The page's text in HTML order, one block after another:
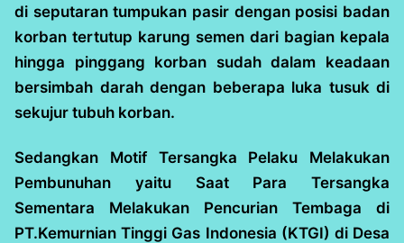
di seputaran tumpukan pasir dengan posisi badan
korban tertutup karung semen dari bagian kepala
hingga pinggang korban sudah dalam keadaan
bersimbah darah dengan beberapa luka tusuk di
sekujur tubuh korban.
Sedangkan Motif Tersangka Pelaku Melakukan
Pembunuhan yaitu Saat Para Tersangka
Sementara Melakukan Pencurian Tembaga di
PT.Kemurnian Tinggi Gas Indonesia (KTGI) di Desa